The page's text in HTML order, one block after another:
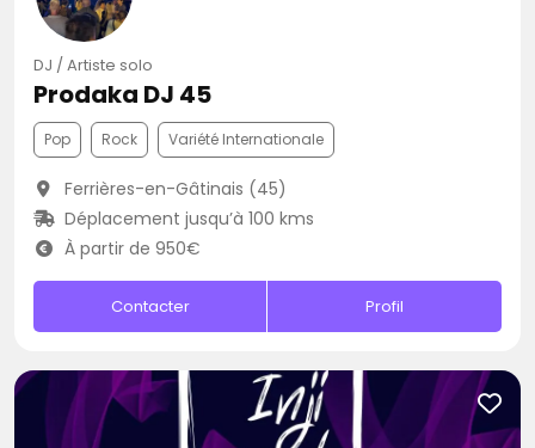
DJ / Artiste solo
Prodaka DJ 45
Pop Rock Variété Internationale
Ferrières-en-Gâtinais (45)
Déplacement jusqu’à 100 kms
À partir de 950€
Contacter Profil